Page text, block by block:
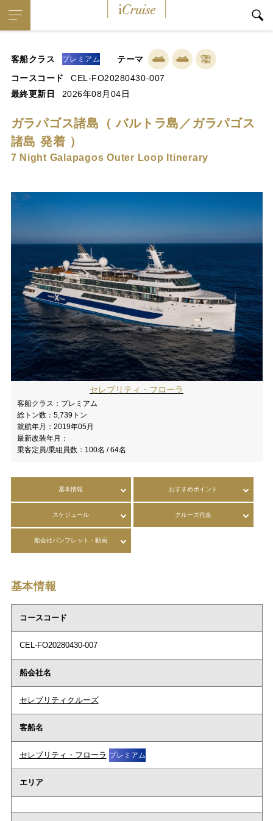
客船クラス プレミアム
テーマ
コースコード
CEL-FO20280430-007
最終更新日
2026年08月04日
ガラパゴス諸島（ バルトラ島／ガラパゴス
諸島 発着 ）
7 Night Galapagos Outer Loop Itinerary
セレブリティ・フローラ
客船クラス： プレミアム
総トン数： 5,739トン
就航年月： 2019年05月
最新改装年月：
乗客定員/乗組員数： 100名 / 64名
基本情報 おすすめポイント
スケジュール クルーズ代金
船会社パンフレット・動画
基本情報
コースコード
CEL-FO20280430-007
船会社名
セレブリティクルーズ
客船名
セレブリティ・フローラ プレミアム
エリア